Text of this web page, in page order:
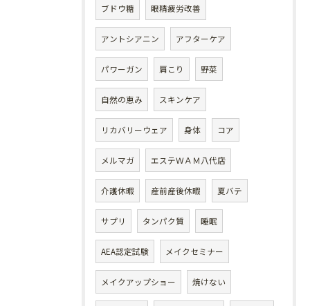
ブドウ糖 眼精疲労改善
アントシアニン アフターケア
パワーガン 肩こり 野菜
自然の恵み スキンケア
リカバリーウェア 身体 コア
メルマガ エステＷＡＭ八代店
介護休暇 産前産後休暇 夏バテ
サプリ タンパク質 睡眠
AEA認定試験 メイクセミナー
メイクアップショー 焼けない